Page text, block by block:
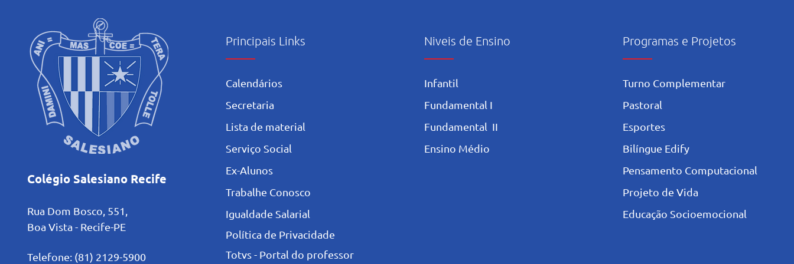
Colégio Salesiano Recife
Rua Dom Bosco, 551,
Boa Vista - Recife-PE
Telefone: (81) 2129-5900
Principais Links
Calendários
Secretaria
L ista de material
Serviço Social
Ex-Alunos
Trabalhe Conosco
Igualdade Salarial
Política de Privacidade
Totvs - Portal do professor
Niveis de Ensino
Infantil
Fundamental I
Fundamental II
Ensino Médio
Programas e Projetos
Turno Complementar
Pastoral
Esportes
Bilíngue Edify
Pensamento Computacional
Projeto de Vida
Educação Socioemocional